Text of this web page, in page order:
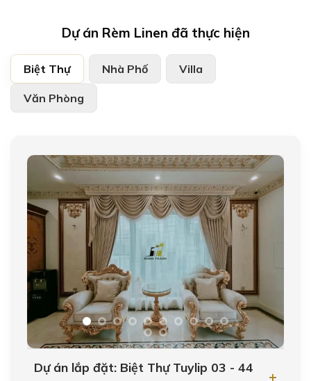
Dự án Rèm Linen đã thực hiện
Biệt Thự Nhà Phố Villa
Văn Phòng
Dự án lắp đặt: Biệt Thự Tuylip 03 - 44